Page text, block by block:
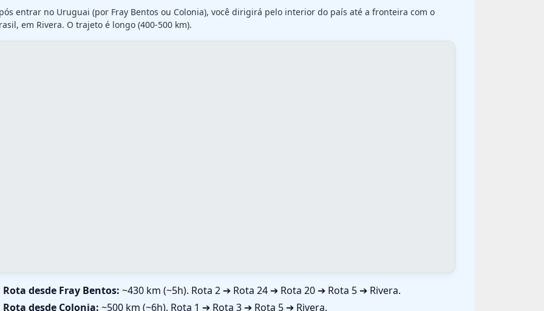
entrar no Uruguai (por Fray Bentos ou Colonia), você dirigirá pelo interior do país até a fronteira com o
em Rivera. O trajeto é longo (400-500 km).
Rota desde Fray Bentos: ~430 km (~5h). Rota 2 ➔ Rota 24 ➔ Rota 20 ➔ Rota 5 ➔ Rivera.
Rota desde Colonia: ~500 km (~6h). Rota 1 ➔ Rota 3 ➔ Rota 5 ➔ Rivera.